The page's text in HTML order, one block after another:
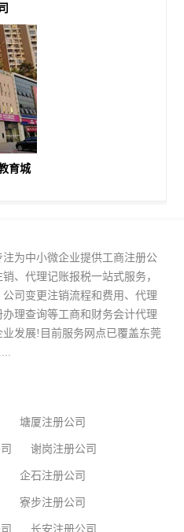
育城
为中小微企业提供工商注册公
、代理记账报税一站式服务，
司变更注销流程和费用、代理
理查询等工商和财务会计代理
发展!目前服务网点已覆盖东莞
塘厦注册公司
谢岗注册公司
企石注册公司
寮步注册公司
长安注册公司